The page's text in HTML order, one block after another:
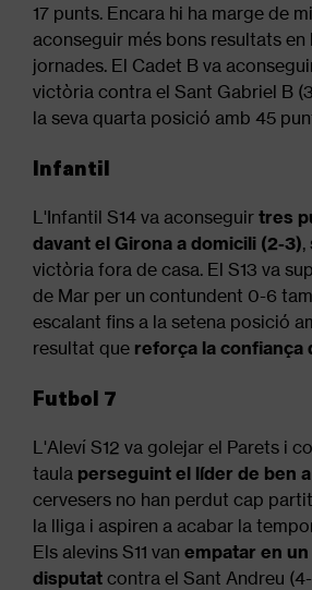
17 punts. Encara hi ha marge de
aconseguir més bons resultats en
jornades. El Cadet B va
victòria contra el Sant Gabriel B
la seva quarta posició amb 45
Infantil
L'Infantil S14 va aconseguir tres
davant el Girona a domicili (2-3),
victòria fora de casa. El S13 va
de Mar per un contundent 0-6
escalant fins a la setena posició
resultat que reforça la confiança
Futbol 7
L'Aleví S12 va golejar el Parets i
taula perseguint el líder de ben
cervesers no han perdut cap
la lliga i aspiren a acabar la
Els alevins S11 van empatar en
disputat contra el Sant Andreu